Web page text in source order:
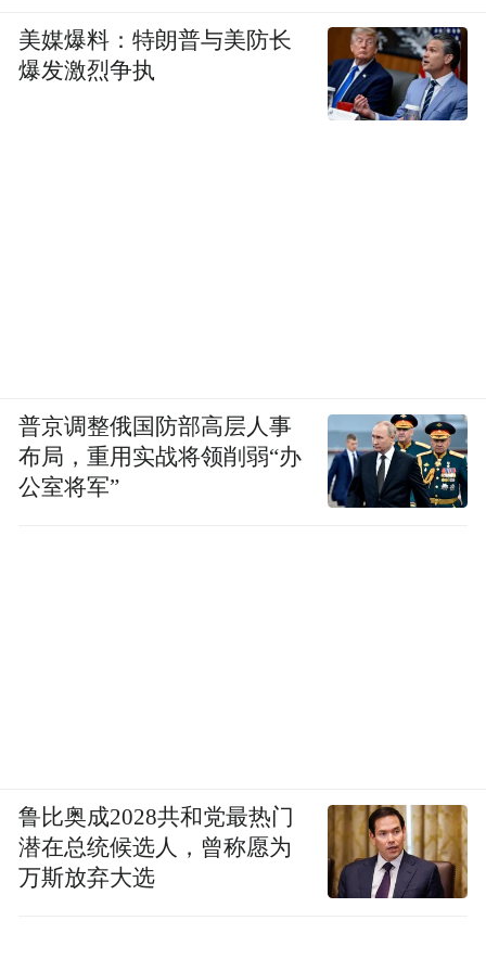
美媒爆料：特朗普与美防长
爆发激烈争执
普京调整俄国防部高层人事
布局，重用实战将领削弱“办
公室将军”
鲁比奥成2028共和党最热门
潜在总统候选人，曾称愿为
万斯放弃大选